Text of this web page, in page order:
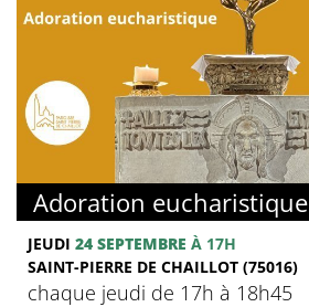
Adoration eucharistique
JEUDI 24 SEPTEMBRE À 17H
SAINT-PIERRE DE CHAILLOT (75016)
chaque jeudi de 17h à 18h45